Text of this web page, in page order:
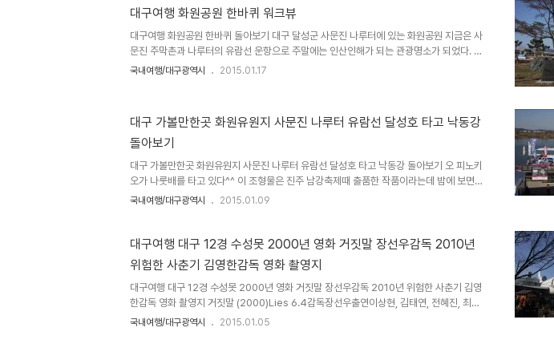
대구여행 화원공원 한바퀴 워크뷰
대구여행 화원공원 한바퀴 돌아보기 대구 달성군 사문진 나루터에 있는 화원공원 지금은 사
문진 주막촌과 나루터의 유람선 운항으로 주말에는 인산인해가 되는 관광명소가 되었다. 주
막촌에는 초가집에서 예쁜 주모가 소고기국밥을 팔고 있다, 물론 막걸리도 곁들여서^^ 이
망대 오르다 보면 이런 벤치를 만들어 놓아 잠시 유유히 흐르는 낙동강을 감상할수 있다. 팔
각정 전먕대 오르기전 작은 전망대에서는 그림그리는 화가조형물도 설치되어 있고, 달성습
지를 감상할수 있..
국내여행/대구광역시 2015.01.17
대구 가볼만한곳 화원유원지 사문진 나루터 유람선 달성호 타고 낙동강
돌아보기
대구 가볼만한곳 화원유원지 사문진 나루터 유람선 달성호 타고 낙동강 돌아보기 오 피노키
오가 나룻배를 타고 있다^^ 이 조형물은 진주 남강축제때 출품한 작품이라는데 밤에 보면
어떨까 생각중이다! 사문진나루터 선착장에서는 유람선 달성호가 승객을 기다리고 있다. 취
보가 있는 곳까지 가서 유턴을 한 후 사문진교를 지나서 조금더 하류로 간다음 사문진 나루
터로 돌아오느 코스인데 약 1시간 정도 소요된다. 대구 디아크가 보인다. 그리고 강정고령
보. 강정고령보앞에서 유턴한 후 사문진교 아래로 지나간다. 겨울이지만 강가의 풍경이 정
겹다. 특별히 사진을..
국내여행/대구광역시 2015.01.09
대구여행 대구 12경 수성못 2000년 영화 거짓말 장선우감독 2010년
위험한 사춘기 김영한감독 영화 촬영지
대구여행 대구 12경 수성못 2000년 영화 거짓말 장선우감독 2010년 위험한 사춘기 김영
한감독 영화 촬영지 거짓말 (2000)Lies 6.4감독장선우출연이상현, 김태연, 전혜진, 최현
주, 한관택정보드라마, 성인 | 한국 | 100 분 | 2000-01-08 위험한 사춘기 9감독김영한
국내여행/대구광역시 2015.01.05